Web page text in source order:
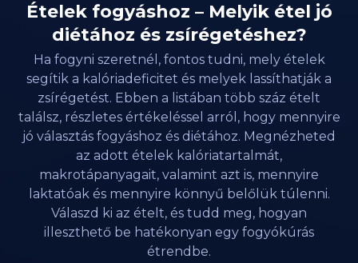
Ételek fogyáshoz – Melyik étel jó
diétához és zsírégetéshez?
Ha fogyni szeretnél, fontos tudni, mely ételek
segítik a kalóriadeficitet és melyek lassíthatják a
zsírégetést. Ebben a listában több száz ételt
találsz, részletes értékeléssel arról, hogy mennyire
jó választás fogyáshoz és diétához. Megnézheted
az adott ételek kalóriatartalmát,
makrotápanyagait, valamint azt is, mennyire
laktatóak és mennyire könnyű belőlük túlenni.
Válaszd ki az ételt, és tudd meg, hogyan
illeszthető be hatékonyan egy fogyókúrás
étrendbe.